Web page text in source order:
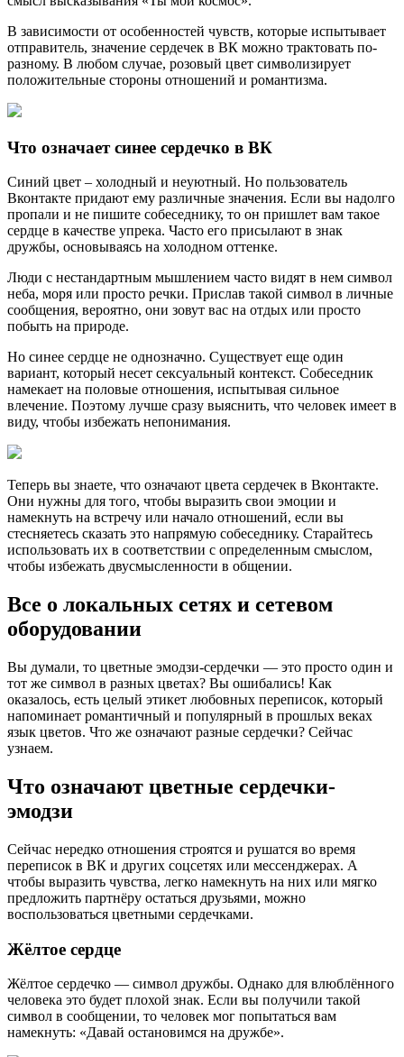
В зависимости от особенностей чувств, которые испытывает
отправитель, значение сердечек в ВК можно трактовать по-
разному. В любом случае, розовый цвет символизирует
положительные стороны отношений и романтизма.
Что означает синее сердечко в ВК
Синий цвет – холодный и неуютный. Но пользователь
Вконтакте придают ему различные значения. Если вы надолго
пропали и не пишите собеседнику, то он пришлет вам такое
сердце в качестве упрека. Часто его присылают в знак
дружбы, основываясь на холодном оттенке.
Люди с нестандартным мышлением часто видят в нем символ
неба, моря или просто речки. Прислав такой символ в личные
сообщения, вероятно, они зовут вас на отдых или просто
побыть на природе.
Но синее сердце не однозначно. Существует еще один
вариант, который несет сексуальный контекст. Собеседник
намекает на половые отношения, испытывая сильное
влечение. Поэтому лучше сразу выяснить, что человек имеет в
виду, чтобы избежать непонимания.
Теперь вы знаете, что означают цвета сердечек в Вконтакте.
Они нужны для того, чтобы выразить свои эмоции и
намекнуть на встречу или начало отношений, если вы
стесняетесь сказать это напрямую собеседнику. Старайтесь
использовать их в соответствии с определенным смыслом,
чтобы избежать двусмысленности в общении.
Все о локальных сетях и сетевом
оборудовании
Вы думали, то цветные эмодзи-сердечки — это просто один и
тот же символ в разных цветах? Вы ошибались! Как
оказалось, есть целый этикет любовных переписок, который
напоминает романтичный и популярный в прошлых веках
язык цветов. Что же означают разные сердечки? Сейчас
узнаем.
Что означают цветные сердечки-
эмодзи
Сейчас нередко отношения строятся и рушатся во время
переписок в ВК и других соцсетях или мессенджерах. А
чтобы выразить чувства, легко намекнуть на них или мягко
предложить партнёру остаться друзьями, можно
воспользоваться цветными сердечками.
Жёлтое сердце
Жёлтое сердечко — символ дружбы. Однако для влюблённого
человека это будет плохой знак. Если вы получили такой
символ в сообщении, то человек мог попытаться вам
намекнуть: «Давай остановимся на дружбе».